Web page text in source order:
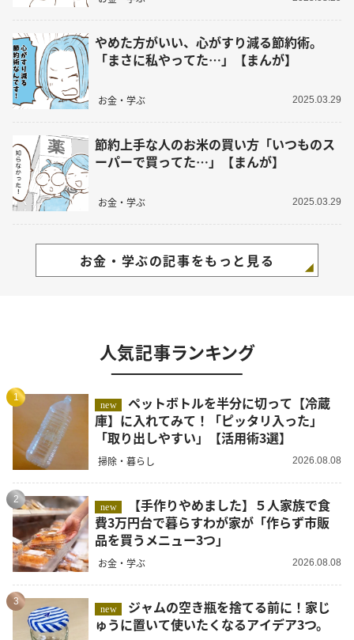
やめた方がいい、心がすり減る節約術。
「まさに私やってた…」【まんが】
お金・学ぶ 2025.03.29
節約上手な人のお米の買い方「いつものス
ーパーで買ってた…」【まんが】
お金・学ぶ 2025.03.29
お金・学ぶの記事をもっと見る
人気記事ランキング
1
new
ペットボトルを半分に切って【冷蔵
庫】に入れてみて！「ピッタリ入った」
「取り出しやすい」【活用術3選】
掃除・暮らし 2026.08.08
2
new
費3万円台で暮らすわが家が「作らず市販
品を買うメニュー3つ」
お金・学ぶ 2026.08.08
3
new
ゅうに置いて使いたくなるアイデア3つ。